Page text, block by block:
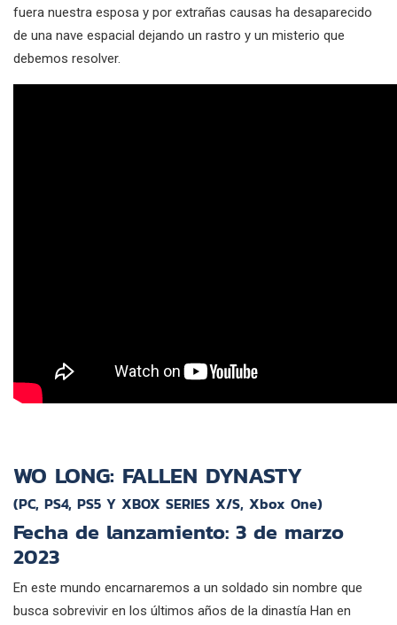
fuera nuestra esposa y por extrañas causas ha desaparecido
de una nave espacial dejando un rastro y un misterio que
debemos resolver.
WO LONG: FALLEN DYNASTY
(PC, PS4, PS5 Y XBOX SERIES X/S, Xbox One)
Fecha de lanzamiento: 3 de marzo
2023
En este mundo encarnaremos a un soldado sin nombre que
busca sobrevivir en los últimos años de la dinastía Han en